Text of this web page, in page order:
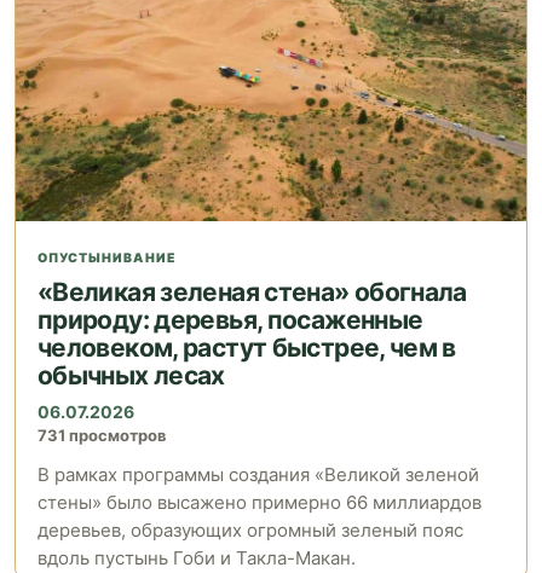
ОПУСТЫНИВАНИЕ
«Великая зеленая стена» обогнала
природу: деревья, посаженные
человеком, растут быстрее, чем в
обычных лесах
06.07.2026
731 просмотров
В рамках программы создания «Великой зеленой
стены» было высажено примерно 66 миллиардов
деревьев, образующих огромный зеленый пояс
вдоль пустынь Гоби и Такла-Макан.